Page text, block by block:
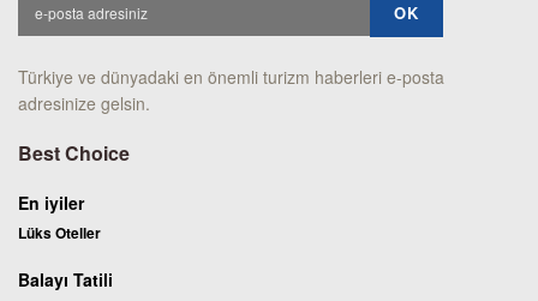
Türkiye ve dünyadaki en önemli turizm haberleri e-posta
adresinize gelsin.
Best Choice
En iyiler
Lüks Oteller
Balayı Tatili